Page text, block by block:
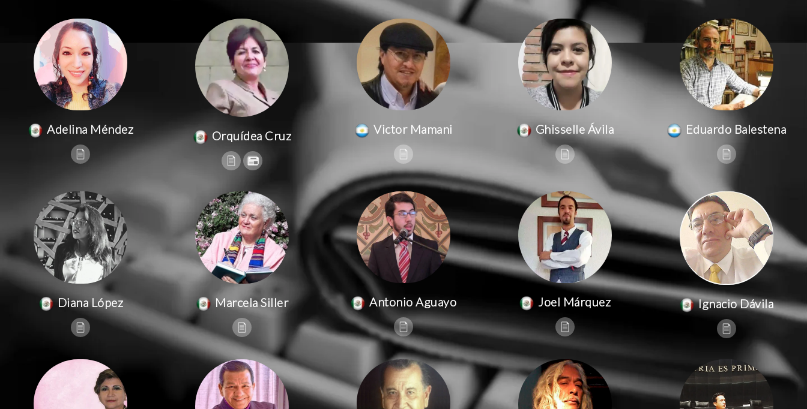
Adelina Méndez Orquídea Cruz Victor Mamani Ghisselle Ávila Eduardo Balestena
Diana López Marcela Siller Antonio Aguayo Joel Márquez Ignacio Dávila